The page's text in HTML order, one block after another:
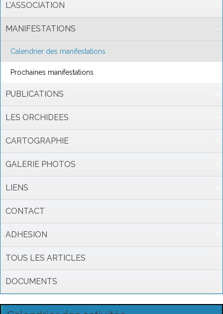
L'ASSOCIATION
MANIFESTATIONS
Calendrier des manifestations
Prochaines manifestations
PUBLICATIONS
LES ORCHIDEES
CARTOGRAPHIE
GALERIE PHOTOS
LIENS
CONTACT
ADHESION
TOUS LES ARTICLES
DOCUMENTS